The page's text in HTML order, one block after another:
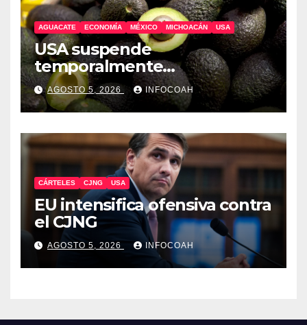
AGUACATE ECONOMÍA MÉXICO MICHOACÁN USA
USA suspende
temporalmente
exportaciones de aguacate
michoacano
AGOSTO 5, 2026 INFOCOAH
CÁRTELES CJNG USA
EU intensifica ofensiva contra
el CJNG
AGOSTO 5, 2026 INFOCOAH